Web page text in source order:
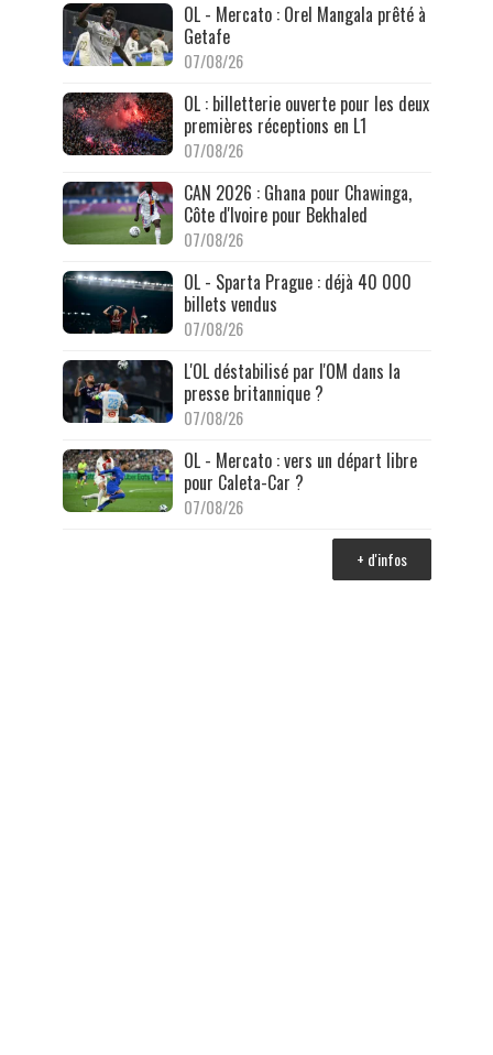
OL - Mercato : Orel Mangala prêté à
Getafe
07/08/26
OL : billetterie ouverte pour les deux
premières réceptions en L1
07/08/26
CAN 2026 : Ghana pour Chawinga,
Côte d'Ivoire pour Bekhaled
07/08/26
OL - Sparta Prague : déjà 40 000
billets vendus
07/08/26
L'OL déstabilisé par l'OM dans la
presse britannique ?
07/08/26
OL - Mercato : vers un départ libre
pour Caleta-Car ?
07/08/26
+ d'infos